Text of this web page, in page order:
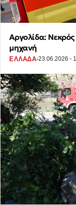
Αργολίδα:
μηχανή
ΕΛΛΑΔΑ·23.06.2026 -